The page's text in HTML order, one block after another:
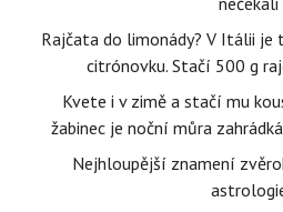
Rajčata do limonády? V Itálii je
citrónovku. Stačí 500 g
Kvete i v zimě a stačí mu
žabinec je noční můra
Nejhloupější znamení